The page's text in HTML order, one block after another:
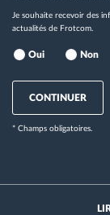
Je souhaite recevoir des
actualités de Frotcom.
Oui Non
CONTINUER
* Champs obligatoires.